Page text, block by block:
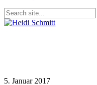
5. Januar 2017